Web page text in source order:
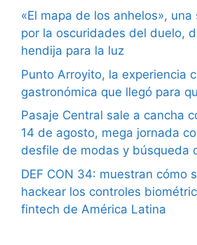
«El mapa de los anhelos»,
por la oscuridades del duelo,
hendija para la luz
Punto Arroyito, la experiencia
gastronómica que llegó para
Pasaje Central sale a cancha
14 de agosto, mega jornada
desfile de modas y búsqueda
DEF CON 34: muestran cómo
hackear los controles
fintech de América Latina